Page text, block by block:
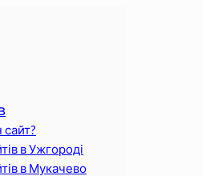
сайт?
в Ужгороді
в Мукачево